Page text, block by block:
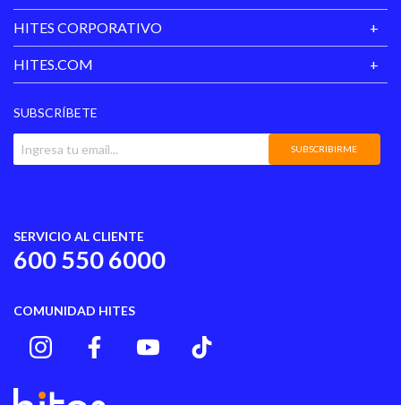
HITES CORPORATIVO
HITES.COM
SUBSCRÍBETE
SUBSCRIBIRME
SERVICIO AL CLIENTE
600 550 6000
COMUNIDAD HITES